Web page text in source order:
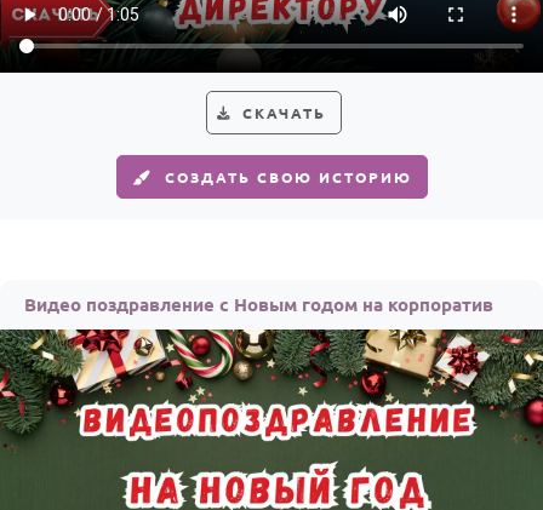
СКАЧАТЬ
СОЗДАТЬ СВОЮ ИСТОРИЮ
Видео поздравление с Новым годом на корпоратив